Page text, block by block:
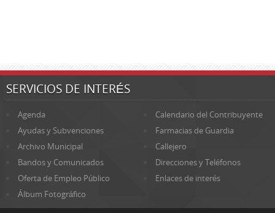
SERVICIOS DE INTERÉS
Agenda
Calendario del Contribuyente
Ayudas y Subvenciones
Farmacias de Guardia
Archivo Municipal
Callejero
Bandos y Comunicados
Direcciones y Teléfonos
Oferta de Empleo Público
Enlaces de interés
Álbum Fotográfico